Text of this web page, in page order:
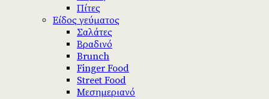
Πίτες
Είδος γεύματος
Σαλάτες
Βραδινό
Brunch
Finger Food
Street Food
Μεσημεριανό